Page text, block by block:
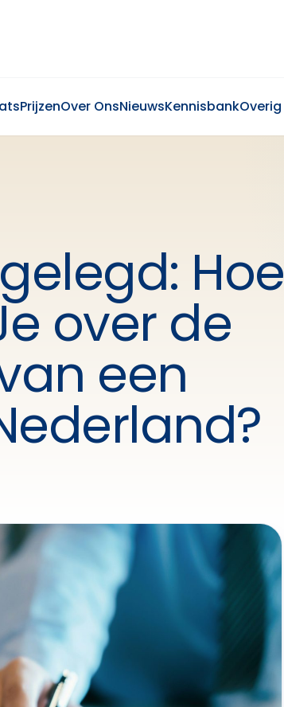
PrijzenOver OnsNieuwsKennisbankOverig
Hoe
over de
een